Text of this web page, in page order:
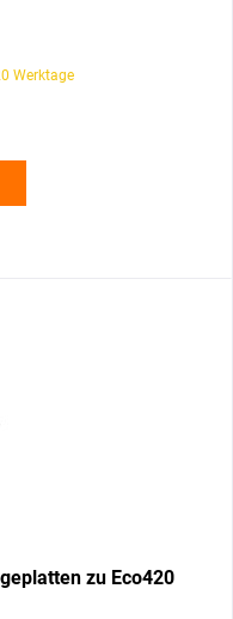
Werktage
zu Eco420